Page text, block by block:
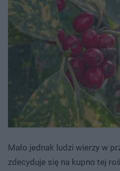
Mało jednak ludzi wierzy w
zdecyduje się na kupno tej